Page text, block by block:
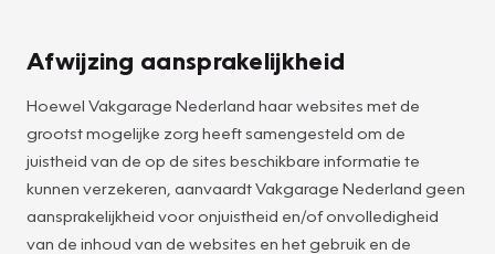
Afwijzing aansprakelijkheid
Hoewel Vakgarage Nederland haar websites met de
grootst mogelijke zorg heeft samengesteld om de
juistheid van de op de sites beschikbare informatie te
kunnen verzekeren, aanvaardt Vakgarage Nederland geen
aansprakelijkheid voor onjuistheid en/of onvolledigheid
van de inhoud van de websites en het gebruik en de